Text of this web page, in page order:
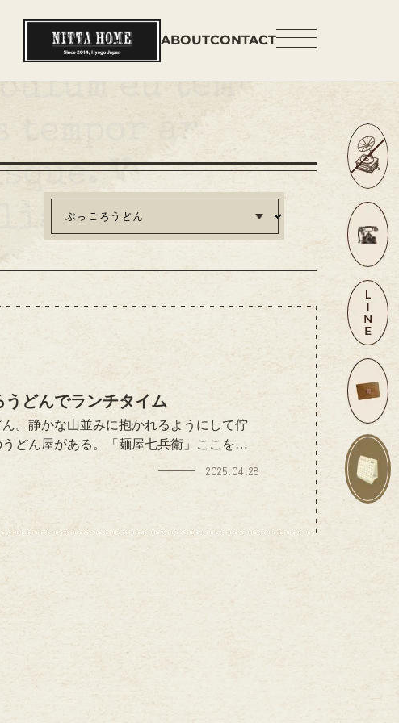
ABOUTCONTACT
どんでランチタイム
。静かな山並みに抱かれるようにして佇
どん屋がある。「麺屋七兵衛」ここを訪
くうどん。甘辛く煮込まれた牛肉に、香
わりと香りを重ねる。だしをたっぷりか
な時間が始まる。ただ静かに、美味しい
たこの町を訪れたくなるだろう。お店情
0...
2025.04.28